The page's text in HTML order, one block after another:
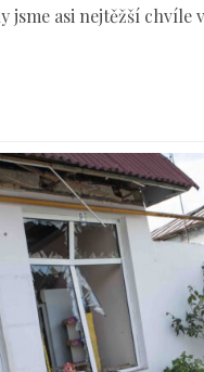
asi nejtěžší chvíle